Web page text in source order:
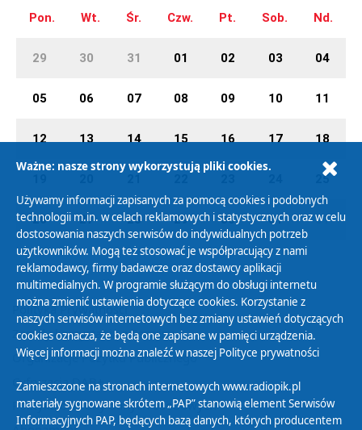
Pon. Wt. Śr. Czw. Pt. Sob. Nd.
29 30 31 01 02 03 04
05 06 07 08 09 10 11
12 13 14 15 16 17 18
25
26 27 28 29 30 31 01
Polityka Prywatności
Zasady korzystania z Serwisu
Organizacje Pożytku Publicznego
Cyfryzacja DAB+
Polityka ochrony danych osobowych
Ważne: nasze strony wykorzystują pliki cookies.
Używamy informacji zapisanych za pomocą cookies i podobnych
technologii m.in. w celach reklamowych i statystycznych oraz w celu
dostosowania naszych serwisów do indywidualnych potrzeb
użytkowników. Mogą też stosować je współpracujący z nami
reklamodawcy, firmy badawcze oraz dostawcy aplikacji
multimedialnych. W programie służącym do obsługi internetu
można zmienić ustawienia dotyczące cookies. Korzystanie z
naszych serwisów internetowych bez zmiany ustawień dotyczących
cookies oznacza, że będą one zapisane w pamięci urządzenia.
Więcej informacji można znaleźć w naszej Polityce prywatności
Zamieszczone na stronach internetowych www.radiopik.pl
materiały sygnowane skrótem „PAP” stanowią element Serwisów
Informacyjnych PAP, będących bazą danych, których producentem